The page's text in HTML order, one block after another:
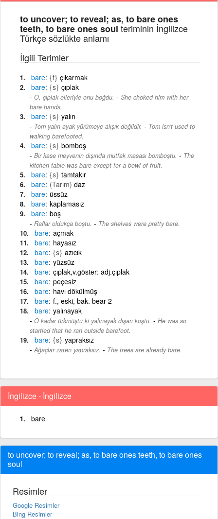
to uncover; to reveal; as, to bare ones
teeth, to bare ones soul teriminin İngilizce
Türkçe sözlükte anlamı
İlgili Terimler
bare {f} çıkarmak
bare {s} çıplak
O, çıplak elleriyle onu boğdu. - She choked him with her
bare hands.
bare {s} yalın
Tom yalın ayak yürümeye alışık değildir. - Tom isn't used to
walking barefooted.
bare {s} bomboş
Bir kase meyvenin dışında mutfak masası bomboştu. - The
kitchen table was bare except for a bowl of fruit.
bare {s} tamtakır
bare (Tarım) daz
bare üssüz
bare kaplamasız
bare boş
Raflar oldukça boştu. - The shelves were pretty bare.
bare açmak
bare hayasız
bare {s} azıcık
bare yüzsüz
bare çıplak,v.göster: adj.çıplak
bare peçesiz
bare havı dökülmüş
bare f., eski, bak. bear 2
bare yalınayak
O kadar ürkmüştü ki yalınayak dışarı koştu. - He was so
startled that he ran outside barefoot.
bare {s} yapraksız
Ağaçlar zaten yapraksız. - The trees are already bare.
İngilizce - İngilizce
bare
to uncover; to reveal; as, to bare ones teeth, to bare ones
soul
Resimler
Google Resimler
Bing Resimler